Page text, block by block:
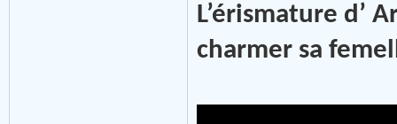
L’érismature d’
charmer sa